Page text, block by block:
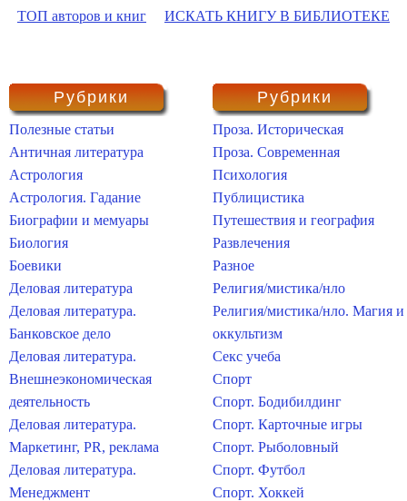
ТОП авторов и книг ИСКАТЬ КНИГУ В БИБЛИОТЕКЕ
Рубрики
Полезные статьи
Античная литература
Астрология
Астрология. Гадание
Биографии и мемуары
Биология
Боевики
Деловая литература
Деловая литература.
Банковское дело
Деловая литература.
Внешнеэкономическая
деятельность
Деловая литература.
Маркетинг, PR, реклама
Деловая литература.
Менеджмент
Рубрики
Проза. Историческая
Проза. Современная
Психология
Публицистика
Путешествия и география
Развлечения
Разное
Религия/мистика/нло
Религия/мистика/нло. Магия и
оккультизм
Секс учеба
Спорт
Спорт. Бодибилдинг
Спорт. Карточные игры
Спорт. Рыболовный
Спорт. Футбол
Спорт. Хоккей